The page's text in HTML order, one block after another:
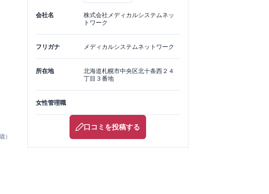
歳）
会社名
株式会社メディカルシステムネッ
トワーク
フリガナ メディカルシステムネットワーク
所在地 北海道札幌市中央区北十条西２４
丁目３番地
女性管理職
口コミを投稿する